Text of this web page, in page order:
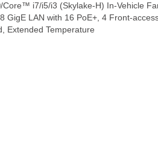
i7/i5/i3 (Skylake-H) In-Vehicle
LAN with 16 PoE+, 4 Front-
Extended Temperature